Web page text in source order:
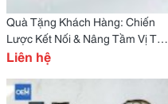
Quà Tặng Khách Hàng: Chiến
Lược Kết Nối & Nâng Tầm Vị Thế
Doanh Nghiệp 2026
Liên hệ